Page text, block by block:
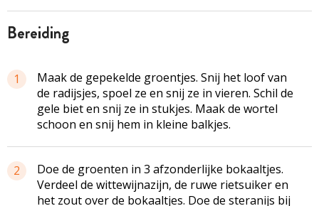
bereiding
1
Maak de gepekelde groentjes. Snij het loof van
de radijsjes, spoel ze en snij ze in vieren. Schil de
gele biet en snij ze in stukjes. Maak de wortel
schoon en snij hem in kleine balkjes.
2
Doe de groenten in 3 afzonderlijke bokaaltjes.
Verdeel de wittewijnazijn, de ruwe rietsuiker en
het zout over de bokaaltjes. Doe de steranijs bij